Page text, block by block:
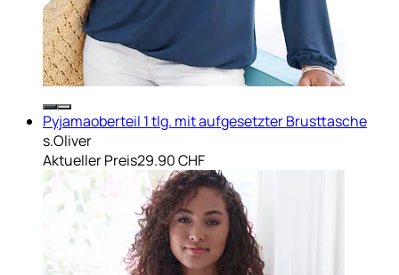
Pyjamaoberteil 1 tlg. mit aufgesetzter Brusttasche
s.Oliver
Aktueller Preis29.90 CHF